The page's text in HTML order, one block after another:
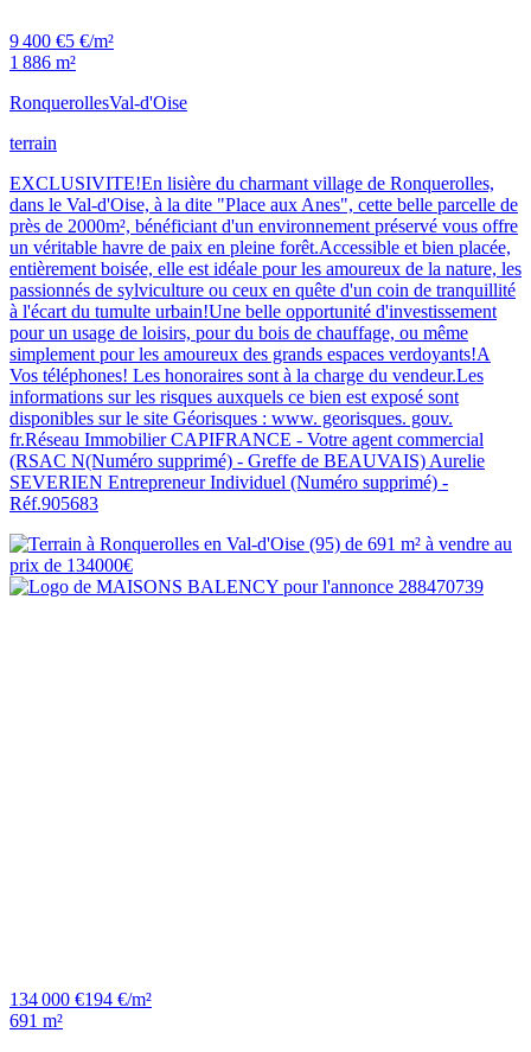
9 400 €5 €/m²
1 886 m²
RonquerollesVal-d'Oise
terrain
EXCLUSIVITE!En lisière du charmant village de Ronquerolles,
dans le Val-d'Oise, à la dite "Place aux Anes", cette belle parcelle de
près de 2000m², bénéficiant d'un environnement préservé vous offre
un véritable havre de paix en pleine forêt.Accessible et bien placée,
entièrement boisée, elle est idéale pour les amoureux de la nature, les
passionnés de sylviculture ou ceux en quête d'un coin de tranquillité
à l'écart du tumulte urbain!Une belle opportunité d'investissement
pour un usage de loisirs, pour du bois de chauffage, ou même
simplement pour les amoureux des grands espaces verdoyants!A
Vos téléphones! Les honoraires sont à la charge du vendeur.Les
informations sur les risques auxquels ce bien est exposé sont
disponibles sur le site Géorisques : www. georisques. gouv.
fr.Réseau Immobilier CAPIFRANCE - Votre agent commercial
(RSAC N(Numéro supprimé) - Greffe de BEAUVAIS) Aurelie
SEVERIEN Entrepreneur Individuel (Numéro supprimé) -
Réf.905683
134 000 €194 €/m²
691 m²